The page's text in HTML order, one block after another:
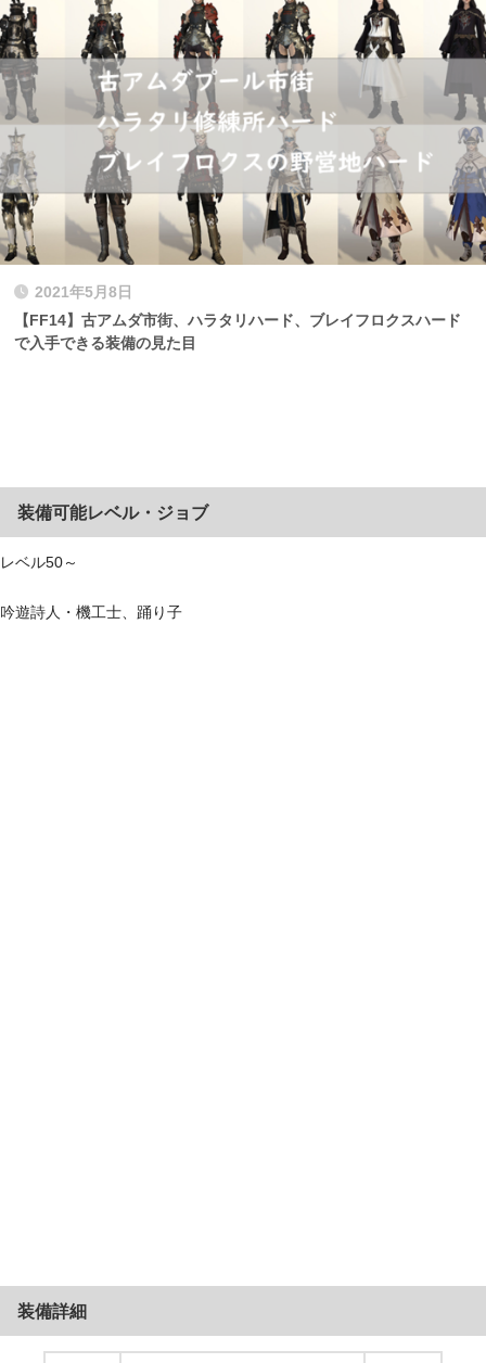
2021年5月8日
【FF14】古アムダ市街、ハラタリハード、ブレイフロクスハード
で入手できる装備の見た目
装備可能レベル・ジョブ
レベル50～
吟遊詩人・機工士、踊り子
装備詳細